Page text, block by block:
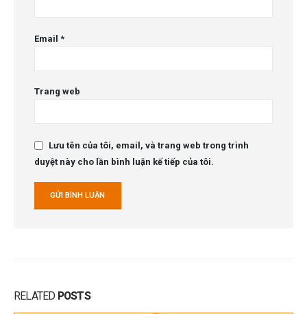
Email *
Trang web
Lưu tên của tôi, email, và trang web trong trình
duyệt này cho lần bình luận kế tiếp của tôi.
RELATED POSTS